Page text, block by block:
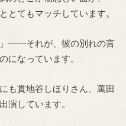
とてもマッチしています。
――それが、彼の別れの言
になっています。
も貫地谷しほりさん、萬田
演しています。